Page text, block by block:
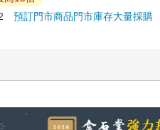
2預訂門市商品門市庫存大量採購